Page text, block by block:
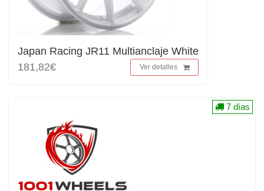
Japan Racing JR11 Multianclaje White
181,82€
Ver detalles
7 días